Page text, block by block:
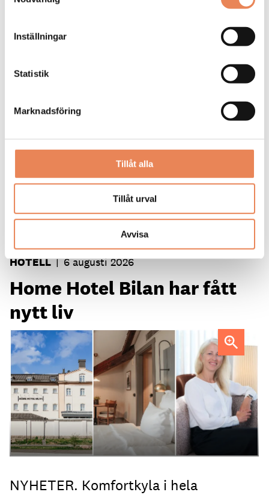
Inställningar
Statistik
Marknadsföring
Tillåt alla
Tillåt urval
Avvisa
Dela artikeln:
CYKELTURISM DESTINATION ÖSTERSUND
HOTELL | 6 augusti 2026
Home Hotel Bilan har fått
nytt liv
Anna Sundenhammar, General Manager på Home Hotel
Bilan.
NYHETER. Komfortkyla i hela